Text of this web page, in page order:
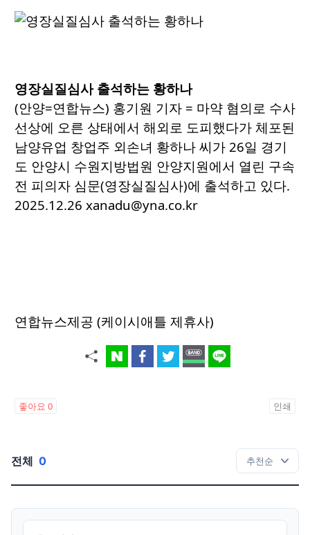
영장실질심사 출석하는 황하나
(안양=연합뉴스) 홍기원 기자 = 마약 혐의로 수사
선상에 오른 상태에서 해외로 도피했다가 체포된
남양유업 창업주 외손녀 황하나 씨가 26일 경기
도 안양시 수원지방법원 안양지원에서 열린 구속
전 피의자 심문(영장실질심사)에 출석하고 있다.
2025.12.26 xanadu@yna.co.kr
연합뉴스제공 (케이시애틀 제휴사)
좋아요 0 인쇄
전체 0